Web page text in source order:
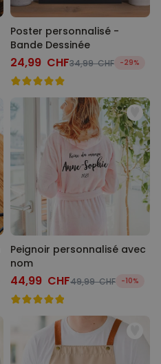
Poster personnalisé -
Bande Dessinée
24,99 CHF34,99 CHF -29%
Peignoir personnalisé avec
nom
44,99 CHF49,99 CHF -10%